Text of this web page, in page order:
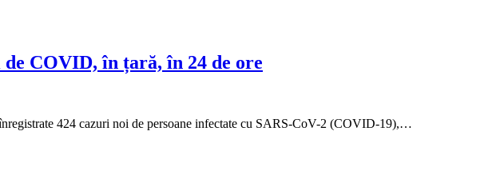
COVID, în țară, în 24 de ore
424 cazuri noi de persoane infectate cu SARS-CoV-2 (COVID-19),…